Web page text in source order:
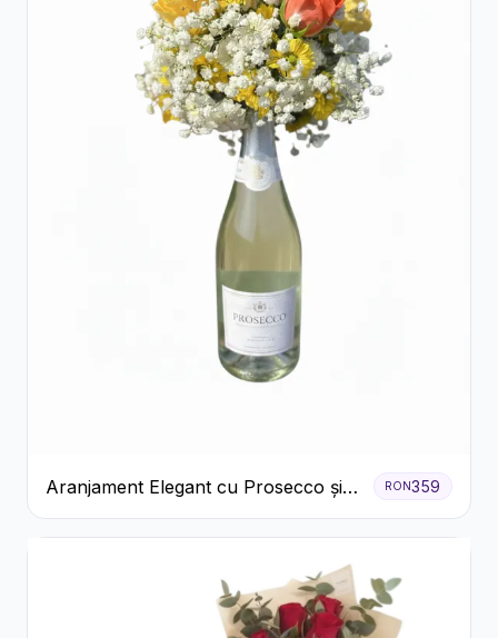
Aranjament Elegant cu Prosecco și
Flori Galbene.
RON359